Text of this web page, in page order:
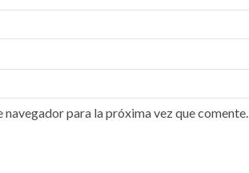
para la próxima vez que comente.